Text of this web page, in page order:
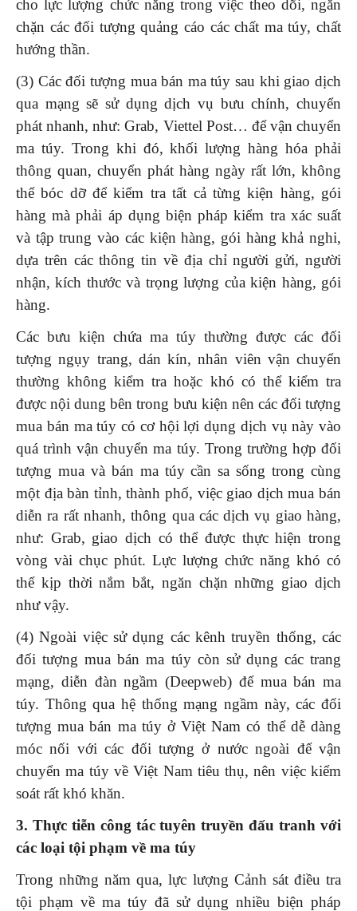
cho lực lượng chức năng trong việc theo dõi, ngăn
chặn các đối tượng quảng cáo các chất ma túy, chất
hướng thần.
(3) Các đối tượng mua bán ma túy sau khi giao dịch
qua mạng sẽ sử dụng dịch vụ bưu chính, chuyển
phát nhanh, như: Grab, Viettel Post… để vận chuyển
ma túy. Trong khi đó, khối lượng hàng hóa phải
thông quan, chuyển phát hàng ngày rất lớn, không
thể bóc dỡ để kiểm tra tất cả từng kiện hàng, gói
hàng mà phải áp dụng biện pháp kiểm tra xác suất
và tập trung vào các kiện hàng, gói hàng khả nghi,
dựa trên các thông tin về địa chỉ người gửi, người
nhận, kích thước và trọng lượng của kiện hàng, gói
hàng.
Các bưu kiện chứa ma túy thường được các đối
tượng ngụy trang, dán kín, nhân viên vận chuyển
thường không kiểm tra hoặc khó có thể kiểm tra
được nội dung bên trong bưu kiện nên các đối tượng
mua bán ma túy có cơ hội lợi dụng dịch vụ này vào
quá trình vận chuyển ma túy. Trong trường hợp đối
tượng mua và bán ma túy cần sa sống trong cùng
một địa bàn tỉnh, thành phố, việc giao dịch mua bán
diễn ra rất nhanh, thông qua các dịch vụ giao hàng,
như: Grab, giao dịch có thể được thực hiện trong
vòng vài chục phút. Lực lượng chức năng khó có
thể kịp thời nắm bắt, ngăn chặn những giao dịch
như vậy.
(4) Ngoài việc sử dụng các kênh truyền thống, các
đối tượng mua bán ma túy còn sử dụng các trang
mạng, diễn đàn ngầm (Deepweb) để mua bán ma
túy. Thông qua hệ thống mạng ngầm này, các đối
tượng mua bán ma túy ở Việt Nam có thể dễ dàng
móc nối với các đối tượng ở nước ngoài để vận
chuyển ma túy về Việt Nam tiêu thụ, nên việc kiểm
soát rất khó khăn.
3. Thực tiễn công tác tuyên truyền đấu tranh với
các loại tội phạm về ma túy
Trong những năm qua, lực lượng Cảnh sát điều tra
tội phạm về ma túy đã sử dụng nhiều biện pháp